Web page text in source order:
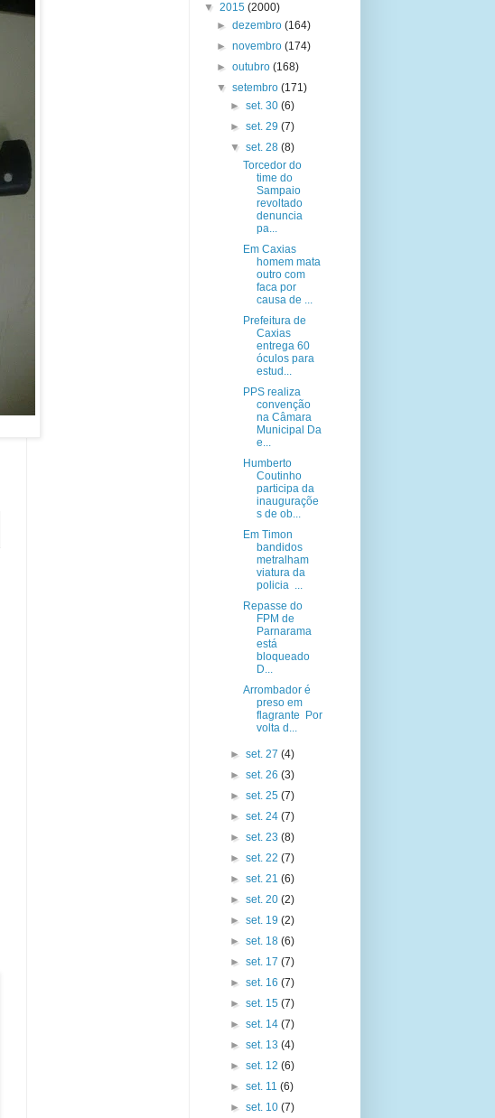
▼ 2015 (2000)
►dezembro(164)
►novembro(174)
►outubro(168)
▼setembro(171)
► set. 30 (6)
► set. 29 (7)
▼ set. 28 (8)
Torcedor do
time do
Sampaio
revoltado
denuncia
pa...
Em Caxias
homem mata
outro com
faca por
causa de ...
Prefeitura de
Caxias
entrega 60
óculos para
estud...
PPS realiza
convenção
na Câmara
Municipal Da
e...
Humberto
Coutinho
participa da
inauguraçõe
s de ob...
Em Timon
bandidos
metralham
viatura da
policia ...
Repasse do
FPM de
Parnarama
está
bloqueado
D...
Arrombador é
preso em
flagrante Por
volta d...
► set. 27 (4)
► set. 26 (3)
► set. 25 (7)
► set. 24 (7)
► set. 23 (8)
► set. 22 (7)
► set. 21 (6)
► set. 20 (2)
► set. 19 (2)
► set. 18 (6)
► set. 17 (7)
► set. 16 (7)
► set. 15 (7)
► set. 14 (7)
► set. 13 (4)
► set. 12 (6)
► set. 11 (6)
► set. 10 (7)